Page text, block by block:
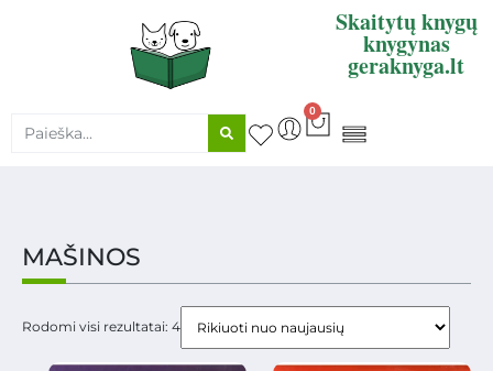
Skaitytų knygų
knygynas
geraknyga.lt
0
MAŠINOS
Rodomi visi rezultatai: 4